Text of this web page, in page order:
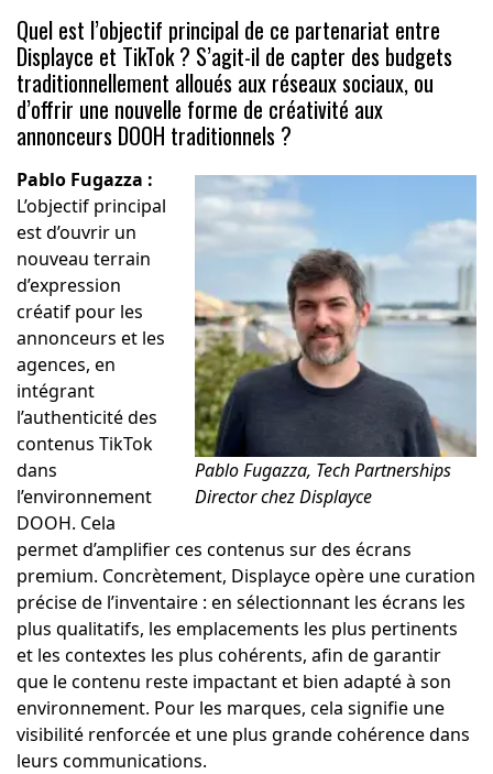
Quel est l’objectif principal de ce partenariat entre
Displayce et TikTok ? S’agit-il de capter des budgets
traditionnellement alloués aux réseaux sociaux, ou
d’offrir une nouvelle forme de créativité aux
annonceurs DOOH traditionnels ?
Pablo Fugazza, Tech Partnerships
Director chez Displayce
Pablo Fugazza :
L’objectif principal
est d’ouvrir un
nouveau terrain
d’expression
créatif pour les
annonceurs et les
agences, en
intégrant
l’authenticité des
contenus TikTok
dans
l’environnement
DOOH. Cela
permet d’amplifier ces contenus sur des écrans
premium. Concrètement, Displayce opère une curation
précise de l’inventaire : en sélectionnant les écrans les
plus qualitatifs, les emplacements les plus pertinents
et les contextes les plus cohérents, afin de garantir
que le contenu reste impactant et bien adapté à son
environnement. Pour les marques, cela signifie une
visibilité renforcée et une plus grande cohérence dans
leurs communications.